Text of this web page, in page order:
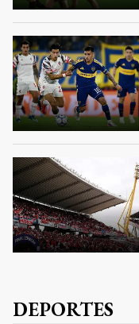
DEPORTES